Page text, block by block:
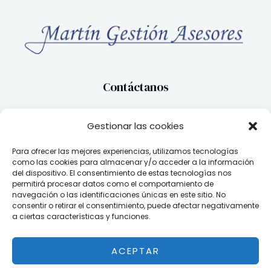
Gestionar las cookies
Para ofrecer las mejores experiencias, utilizamos tecnologías
como las cookies para almacenar y/o acceder a la información
del dispositivo. El consentimiento de estas tecnologías nos
permitirá procesar datos como el comportamiento de
navegación o las identificaciones únicas en este sitio. No
consentir o retirar el consentimiento, puede afectar negativamente
a ciertas características y funciones.
ACEPTAR
Contáctanos
Tel. 986 229 288
Email: web@martingestion.org
Otros enlaces
Contacto
Política de privacidad
Política de cookies